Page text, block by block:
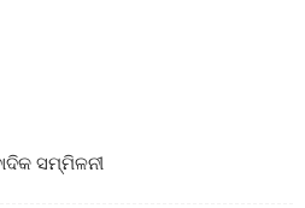
ସମ୍ମିଳନୀ